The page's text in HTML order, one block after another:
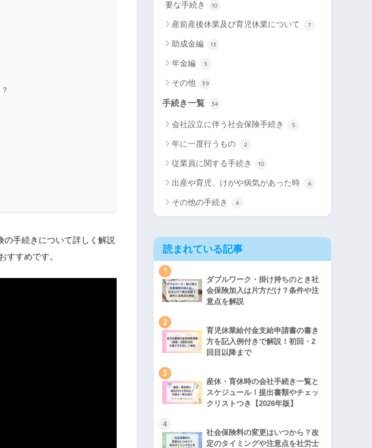
の手続きについて詳しく解説
すすめです。
要な手続き
10
産前産後休業及び育児休業について 7
助成金編 13
年金編 3
その他 39
手続き一覧 34
会社設立に伴う社会保険手続き 5
年に一度行うもの 2
従業員に関する手続き 10
出産や育児、けがや病気があった時 6
その他の手続き 4
読まれている記事
1
ダブルワーク・掛け持ちのとき社
会保険加入は片方だけ？条件や注
意点を解説
2
育児休業給付金支給申請書の書き
方を記入例付きで解説！初回・2
回目以降まで
3
産休・育休時の会社手続き一覧と
スケジュール！提出書類やチェッ
クリストつき【2026年版】
4
社会保険料の変更はいつから？改
定のタイミングや注意点を社労士